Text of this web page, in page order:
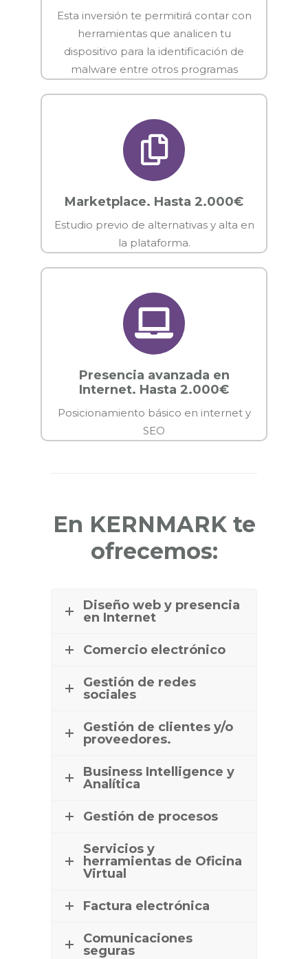
Esta inversión te permitirá contar con
herramientas que analicen tu
dispositivo para la identificación de
malware entre otros programas
Marketplace. Hasta 2.000€
Estudio previo de alternativas y alta en
la plataforma.
Presencia avanzada en
Internet. Hasta 2.000€
Posicionamiento básico en internet y
SEO
En KERNMARK te
ofrecemos:
Diseño web y presencia
en Internet
Comercio electrónico
Gestión de redes
sociales
Gestión de clientes y/o
proveedores.
Business Intelligence y
Analítica
Gestión de procesos
Servicios y
herramientas de Oficina
Virtual
Factura electrónica
Comunicaciones
seguras